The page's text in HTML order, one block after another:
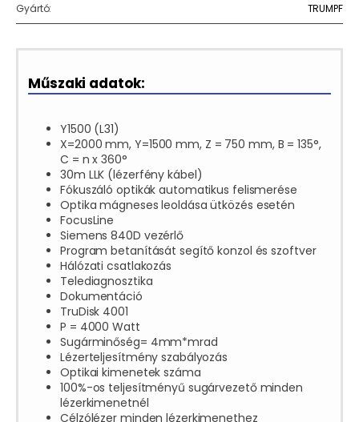
Gyártó: TRUMPF
Műszaki adatok:
Y1500 (L31)
X=2000 mm, Y=1500 mm, Z = 750 mm, B = 135°,
C = n x 360°
30m LLK (lézerfény kábel)
Fókuszáló optikák automatikus felismerése
Optika mágneses leoldása ütközés esetén
FocusLine
Siemens 840D vezérlő
Program betanítását segítő konzol és szoftver
Hálózati csatlakozás
Telediagnosztika
Dokumentáció
TruDisk 4001
P = 4000 Watt
Sugárminőség= 4mm*mrad
Lézerteljesítmény szabályozás
Optikai kimenetek száma
100%-os teljesítményű sugárvezető minden
lézerkimenetnél
Célzólézer minden lézerkimenethez